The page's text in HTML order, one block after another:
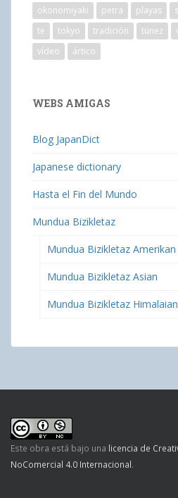
okonomiyaki
petra playas
te
tokyo tradición túnez
vídeo
ártico
WEBS AMIGAS
Blog JapanDict
Japanese dictionary
Hasta el Fin del Mundo
Mundua Bizikletaz
Mundua Bizikletaz Amerikan
Mundua Bizikletaz Asian
Mundua Bizikletaz Himalaian
Este obra está bajo una licencia de
NoComercial 4.0 Internacional.